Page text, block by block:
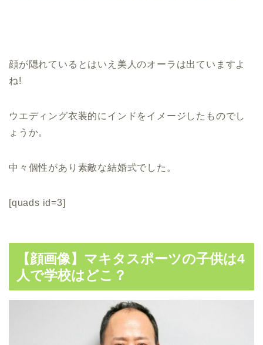
顔が隠れているとはいえ美人のオーラは出ていますよ
ね!
ウエディング衣装的にインドをイメージしたものでし
ょうか。
中々個性があり素敵な結婚式でした。
[quads id=3]
【顔画像】マキタスポーツの子供は4
人で学校はどこ？